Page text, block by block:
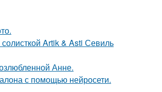
Artik & Asti Севиль
Анне.
с помощью нейросети.